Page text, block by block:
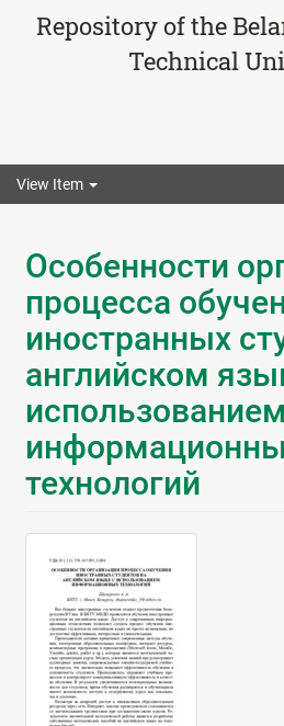
Repository of the
Technical
View Item
Особенности
процесса
иностранных
английском
использованием
технологий